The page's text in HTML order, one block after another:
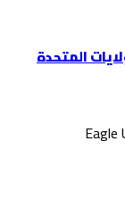
الولايات المتحدة
©